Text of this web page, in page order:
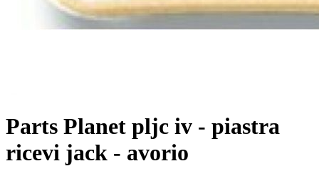
Parts Planet pljc iv - piastra
ricevi jack - avorio